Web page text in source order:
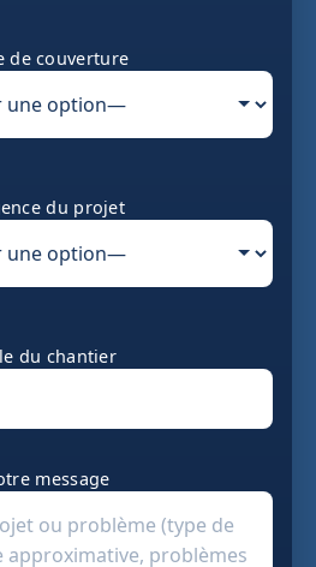
de couverture
du projet
du chantier
message